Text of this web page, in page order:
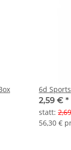
6d
2,59 € *
statt:
56,30 €